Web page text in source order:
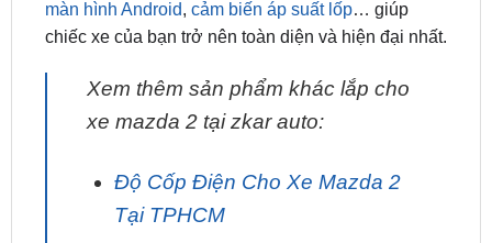
NgoàiPhim chống nắng ô tô, ZKar Autocòn cung
cấp nhiều gói độ cao cấp khác dành riêng cho
mazda 2
màn hình Android,cảm biến áp suất lốp… giúp
chiếc xe của bạn trở nên toàn diện và hiện đại nhất.
Xem thêm sản phẩm khác lắp cho
xe mazda 2 tại zkar auto: